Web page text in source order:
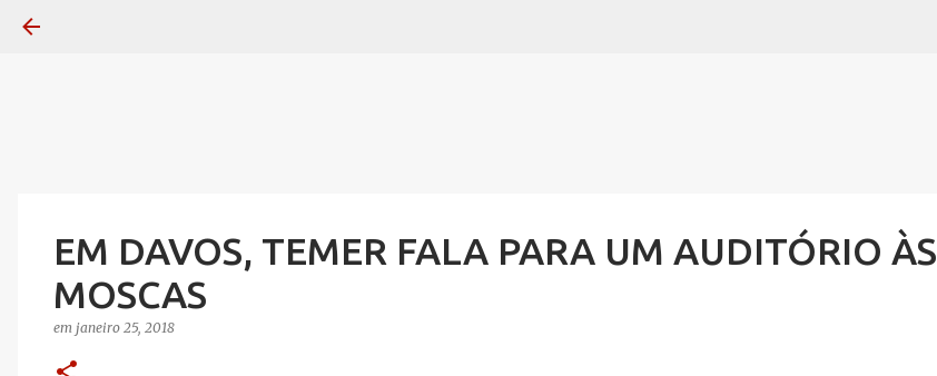
EM DAVOS, TEMER FALA PARA UM AUDITÓRIO ÀS
MOSCAS
em janeiro 25, 2018